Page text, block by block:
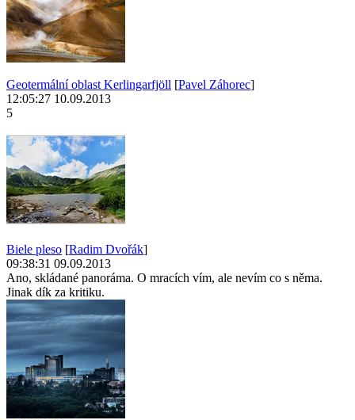
Geotermální oblast Kerlingarfjöll [Pavel Záhorec]
12:05:27 10.09.2013
5
Biele pleso [Radim Dvořák]
09:38:31 09.09.2013
Ano, skládané panoráma. O mracích vím, ale nevím co s něma.
Jinak dík za kritiku.